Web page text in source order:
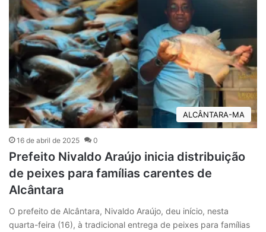
ALCÂNTARA-MA
16 de abril de 2025 0
Prefeito Nivaldo Araújo inicia distribuição
de peixes para famílias carentes de
Alcântara
O prefeito de Alcântara, Nivaldo Araújo, deu início, nesta
quarta-feira (16), à tradicional entrega de peixes para famílias